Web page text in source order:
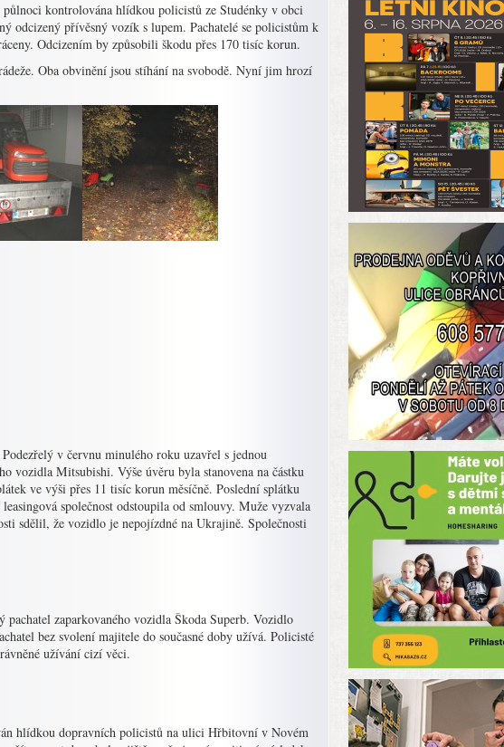
kontrolována hlídkou policistů ze Studénky v obci
odcizený přívěsný vozík s lupem. Pachatelé se policistům k
Odcizením by způsobili škodu přes 170 tisíc korun.
Oba obvinění jsou stíhání na svobodě. Nyní jim hrozí
v červnu minulého roku uzavřel s jednou
vozidla Mitsubishi. Výše úvěru byla stanovena na částku
ve výši přes 11 tisíc korun měsíčně. Poslední splátku
společnost odstoupila od smlouvy. Muže vyzvala
sdělil, že vozidlo je nepojízdné na Ukrajině. Společnosti
zaparkovaného vozidla Škoda Superb. Vozidlo
bez svolení majitele do současné doby užívá. Policisté
užívání cizí věci.
hlídkou dopravních policistů na ulici Hřbitovní v Novém